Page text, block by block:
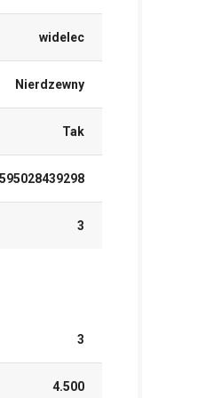
widelec
Nierdzewny
Tak
3
3
4.500